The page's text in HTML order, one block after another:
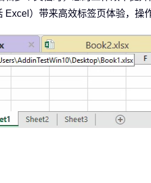
Excel）带来高效标签页体验，操